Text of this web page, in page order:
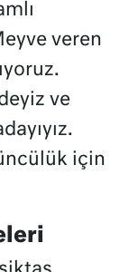
veren
ve
için